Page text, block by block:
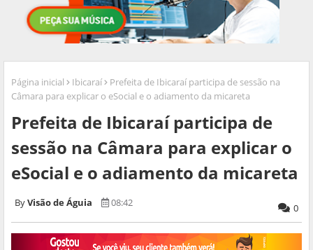
Página inicial Ibicaraí
Prefeita de Ibicaraí participa de sessão na
Câmara para explicar o eSocial e o adiamento da micareta
Prefeita de Ibicaraí participa de
sessão na Câmara para explicar o
eSocial e o adiamento da micareta
Visão de Águia 08:42 0